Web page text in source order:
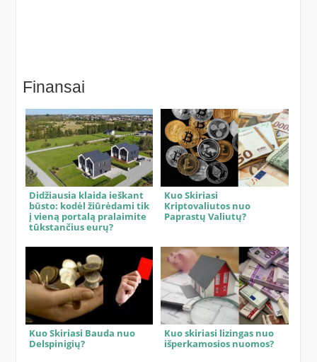
Finansai
Didžiausia klaida ieškant
būsto: kodėl žiūrėdami tik
į vieną portalą pralaimite
tūkstančius eurų?
Kuo Skiriasi
Kriptovaliutos nuo
Paprastų Valiutų?
Kuo Skiriasi Bauda nuo
Delspinigių?
Kuo skiriasi lizingas nuo
išperkamosios nuomos?